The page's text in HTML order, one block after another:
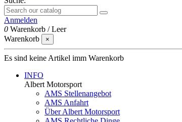
Anmelden
0 Warenkorb /Leer
Warenkorb
×
Es sind keine Artikel imm Warenkorb
INFO
Albert Motorsport
AMS Stellenangebot
AMS Anfahrt
Über Albert Motorsport